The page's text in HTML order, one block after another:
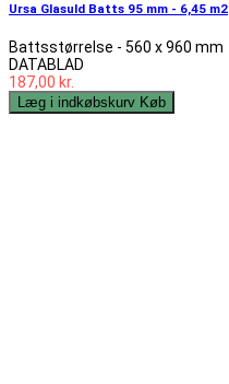
Ursa Glasuld Batts 95 mm - 6,45 m2
Battsstørrelse - 560 x 960 mm
DATABLAD
187,00 kr.
Læg i indkøbskurv Køb